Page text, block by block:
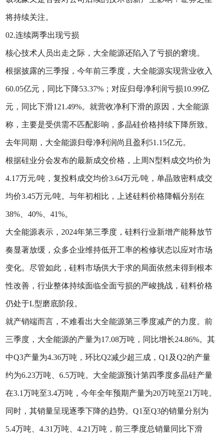
将持续关注。
02.连续两季出现亏损
核心技术人员出走之际，大全能源还陷入了亏损的窘境。
根据披露的三季报，今年前三季度，大全能源实现营业收入
60.05亿元，同比下降53.37%；对应归母净利润亏损10.99亿
元，同比下滑121.49%。就营收净利下滑的原因，大全能源
称，主要是受供需不匹配影响，多晶硅价格持续下降所致。
去年同期，大全能源归母净利润尚且盈利51.15亿元。
根据硅业分会发布的最新成交价格，上周N型料成交均价为
4.17万元/吨，复投料成交均价3.64万元/吨，单晶致密料成交
均价3.45万元/吨。与年初相比，上述硅料价格降幅分别在
38%、40%、41%。
大全能源表示，2024年第三季度，硅料行业新增产能释放节
奏显著放缓，众多企业维持低开工率的检修状态以应对市场
变化。尽管如此，硅料市场供大于求的局面依然未得到根本
性改善，行业整体持续面临全面亏损的严峻挑战，硅料价格
仍处于L型磨底阶段。
就产销端而言，不难看出大全能源第三季度减产的力度。前
三季度，大全能源的产量为17.08万吨，同比增长24.86%。其
中Q3产量为4.36万吨，环比Q2减少超三成，Q1及Q2的产量
约为6.23万吨、6.5万吨。大全能源预计第四季度多晶硅产量
在3.1万吨至3.4万吨，今年全年预期产量为20万吨至21万吨。
同时，其销量呈现逐季下降的趋势。Q1至Q3的销量分别为
5.4万吨、4.31万吨、4.21万吨，前三季度总销量同比下滑